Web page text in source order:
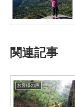
関連記事
お客様の声